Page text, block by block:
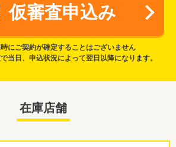
仮審査申込み
にご契約が確定することはございません
当日、申込状況によって翌日以降になります。
在庫店舗